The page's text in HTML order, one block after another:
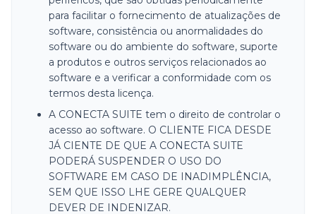
para facilitar o fornecimento de atualizações de
software, consistência ou anormalidades do
software ou do ambiente do software, suporte
a produtos e outros serviços relacionados ao
software e a verificar a conformidade com os
termos desta licença.
A CONECTA SUITE tem o direito de controlar o
acesso ao software. O CLIENTE FICA DESDE
JÁ CIENTE DE QUE A CONECTA SUITE
PODERÁ SUSPENDER O USO DO
SOFTWARE EM CASO DE INADIMPLÊNCIA,
SEM QUE ISSO LHE GERE QUALQUER
DEVER DE INDENIZAR.